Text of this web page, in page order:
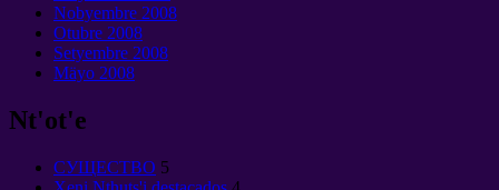
Nobyembre 2008
Otubre 2008
Setyembre 2008
Mäyo 2008
Nt'ot'e
CУЩЕСТВО 5